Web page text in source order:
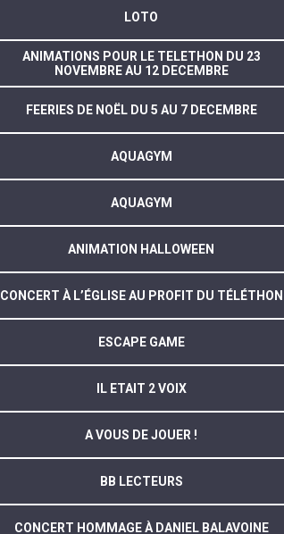
LOTO
ANIMATIONS POUR LE TELETHON DU 23
NOVEMBRE AU 12 DECEMBRE
FEERIES DE NOËL DU 5 AU 7 DECEMBRE
AQUAGYM
AQUAGYM
ANIMATION HALLOWEEN
CONCERT À L’ÉGLISE AU PROFIT DU TÉLÉTHON
ESCAPE GAME
IL ETAIT 2 VOIX
A VOUS DE JOUER !
BB LECTEURS
CONCERT HOMMAGE À DANIEL BALAVOINE